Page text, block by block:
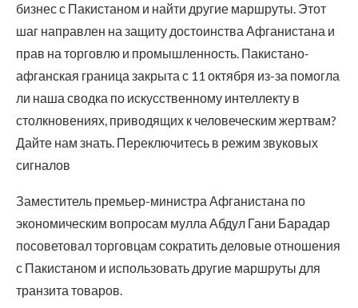
бизнес с Пакистаном и найти другие маршруты. Этот
шаг направлен на защиту достоинства Афганистана и
прав на торговлю и промышленность. Пакистано-
афганская граница закрыта с 11 октября из-за помогла
ли наша сводка по искусственному интеллекту в
столкновениях, приводящих к человеческим жертвам?
Дайте нам знать. Переключитесь в режим звуковых
сигналов
Заместитель премьер-министра Афганистана по
экономическим вопросам мулла Абдул Гани Барадар
посоветовал торговцам сократить деловые отношения
с Пакистаном и использовать другие маршруты для
транзита товаров.